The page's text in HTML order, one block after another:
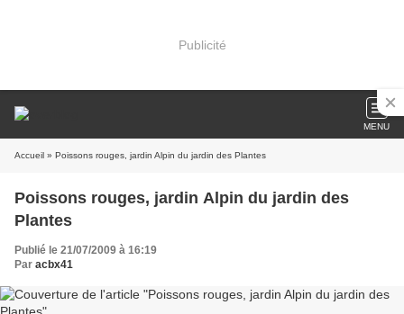
Publicité
MENU
Accueil » Poissons rouges, jardin Alpin du jardin des Plantes
Poissons rouges, jardin Alpin du jardin des
Plantes
Publié le 21/07/2009 à 16:19
Par acbx41